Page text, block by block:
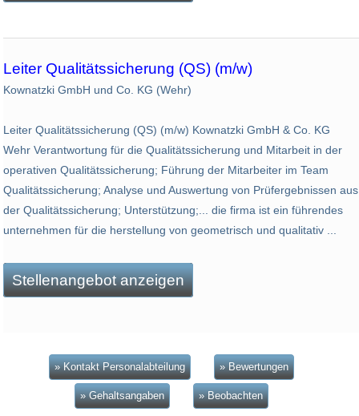
Leiter Qualitätssicherung (QS) (m/w)
Kownatzki GmbH und Co. KG (Wehr)
Leiter Qualitätssicherung (QS) (m/w) Kownatzki GmbH & Co. KG
Wehr Verantwortung für die Qualitätssicherung und Mitarbeit in der
operativen Qualitätssicherung; Führung der Mitarbeiter im Team
Qualitätssicherung; Analyse und Auswertung von Prüfergebnissen aus
der Qualitätssicherung; Unterstützung;... die firma ist ein führendes
unternehmen für die herstellung von geometrisch und qualitativ ...
Stellenangebot anzeigen
» Kontakt Personalabteilung » Bewertungen
» Gehaltsangaben » Beobachten